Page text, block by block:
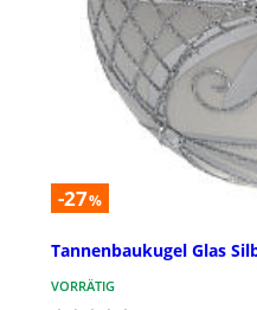
-27%
Tannenbaukugel Glas
VORRÄTIG